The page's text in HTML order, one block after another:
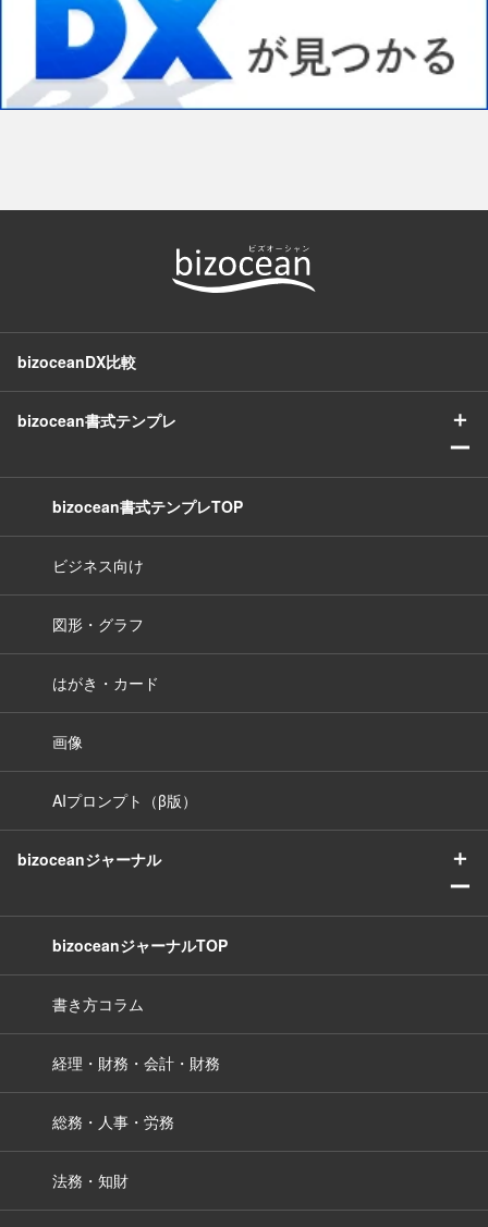
bizoceanDX比較
bizocean書式テンプレ
＋
ー
bizocean書式テンプレTOP
ビジネス向け
図形・グラフ
はがき・カード
画像
AIプロンプト（β版）
bizoceanジャーナル
＋
ー
bizoceanジャーナルTOP
書き方コラム
経理・財務・会計・財務
総務・人事・労務
法務・知財